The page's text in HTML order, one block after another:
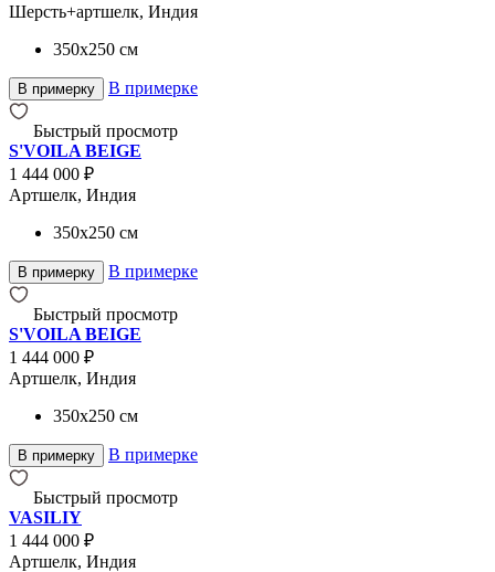
Шерсть+артшелк, Индия
350x250 см
В примерку В примерке
Быстрый просмотр
S'VOILA BEIGE
1 444 000 ₽
Артшелк, Индия
350x250 см
В примерку В примерке
Быстрый просмотр
S'VOILA BEIGE
1 444 000 ₽
Артшелк, Индия
350x250 см
В примерку В примерке
Быстрый просмотр
VASILIY
1 444 000 ₽
Артшелк, Индия